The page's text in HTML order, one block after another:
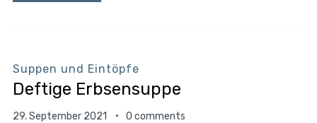
Suppen und Eintöpfe
Deftige Erbsensuppe
29. September 2021 0 comments